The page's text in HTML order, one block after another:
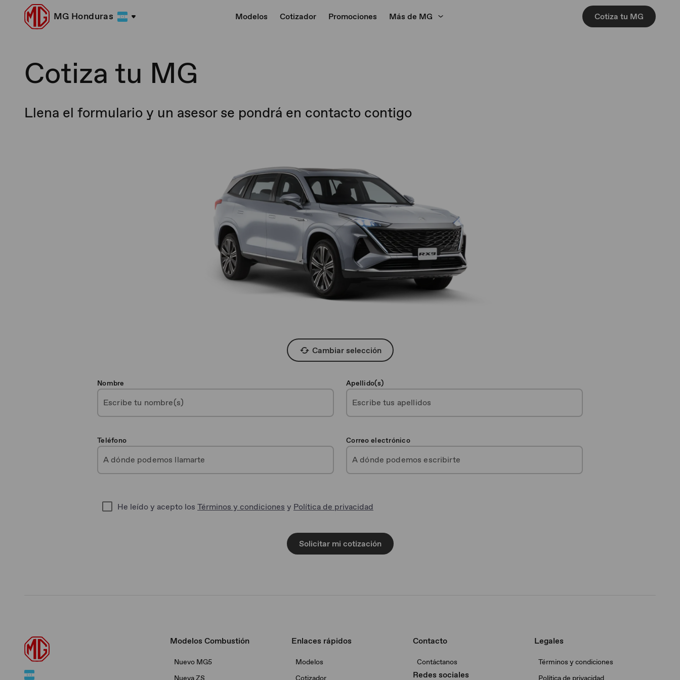
MG Honduras Modelos Cotizador Promociones Más de MG Cotiza tu MG
Cotiza tu MG
Llena el formulario y un asesor se pondrá en contacto contigo
Cambiar selección
Nombre Apellido(s)
Teléfono Correo electrónico
He leído y acepto los Términos y condiciones y Política de privacidad
Solicitar mi cotización
Modelos Combustión
Nuevo MG5
Nueva ZS
Enlaces rápidos
Modelos
Cotizador
Contacto
Contáctanos
Redes sociales
Legales
Términos y condiciones
Política de privacidad